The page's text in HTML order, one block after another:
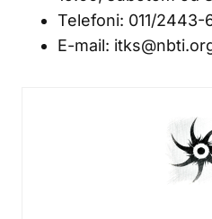
Telefoni: 011/2443-
E-mail: